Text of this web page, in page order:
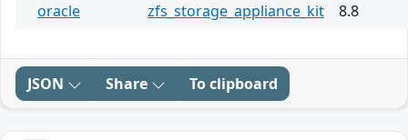
oracle
zfs_storage_appliance_kit 8.8
JSON Share To clipboard